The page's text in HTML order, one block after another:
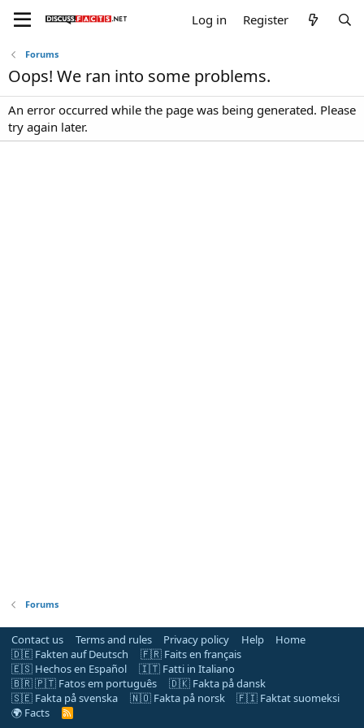
Log in Register
Forums
Oops! We ran into some problems.
An error occurred while the page was being generated. Please
try again later.
Forums
Contact us Terms and rules Privacy policy Help
Home
🇩🇪 Fakten auf Deutsch
🇫🇷 Faits en français
🇪🇸 Hechos en Español
🇮🇹 Fatti in Italiano
🇧🇷 🇵🇹 Fatos em português
🇩🇰 Fakta på dansk
🇸🇪 Fakta på svenska
🇳🇴 Fakta på norsk
🇫🇮 Faktat suomeksi
🌍 Facts
R